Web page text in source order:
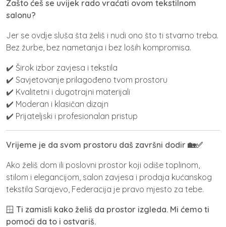
Zašto ćeš se uvijek rado vraćati ovom tekstilnom
salonu?
Jer se ovdje sluša šta želiš i nudi ono što ti stvarno treba.
Bez žurbe, bez nametanja i bez loših kompromisa.
✔️ Širok izbor zavjesa i tekstila
✔️ Savjetovanje prilagođeno tvom prostoru
✔️ Kvalitetni i dugotrajni materijali
✔️ Moderan i klasičan dizajn
✔️ Prijateljski i profesionalan pristup
Vrijeme je da svom prostoru daš završni dodir 🏡✅
Ako želiš dom ili poslovni prostor koji odiše toplinom,
stilom i elegancijom, salon zavjesa i prodaja kućanskog
tekstila Sarajevo, Federacija je pravo mjesto za tebe.
🪟 Ti zamisli kako želiš da prostor izgleda. Mi ćemo ti
pomoći da to i ostvariš.